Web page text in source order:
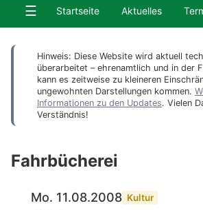
☰ Startseite Aktuelles
Hinweis: Diese Website wird aktuell
überarbeitet – ehrenamtlich und in der
kann es zeitweise zu kleineren
ungewohnten Darstellungen kommen.
Informationen zu den Updates. Vielen
Verständnis!
Fahrbücherei
Mo. 11.08.2008 Kultur